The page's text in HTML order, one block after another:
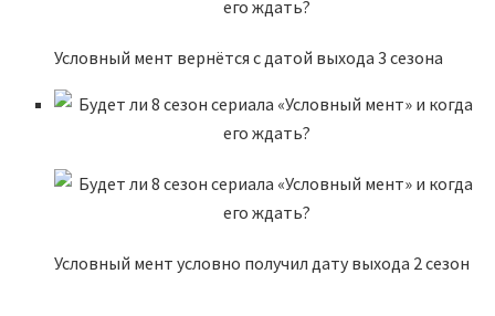
Условный мент вернётся с датой выхода 3 сезона
Условный мент условно получил дату выхода 2 сезон